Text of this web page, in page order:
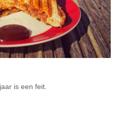
is een feit.